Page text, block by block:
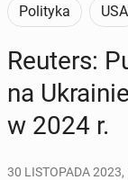
Polityka USA
Reuters:
na
w 2024 r.
30 LISTOPADA 2023,